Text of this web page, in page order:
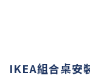
IKEA組合桌安